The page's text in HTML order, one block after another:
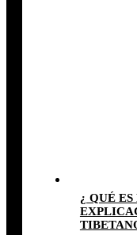
¿ QUÉ